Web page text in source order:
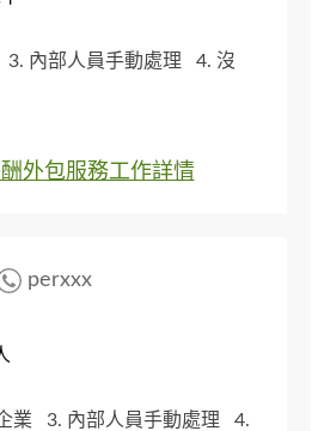
3. 內部人員手動處理
4. 沒
外包服務工作詳情
perxxx
業 3. 內部人員手動處理
4.